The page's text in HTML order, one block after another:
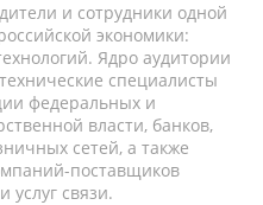
и сотрудники одной
экономики:
Ядро аудитории
специалисты
федеральных и
власти, банков,
сетей, а также
поставщиков
связи.